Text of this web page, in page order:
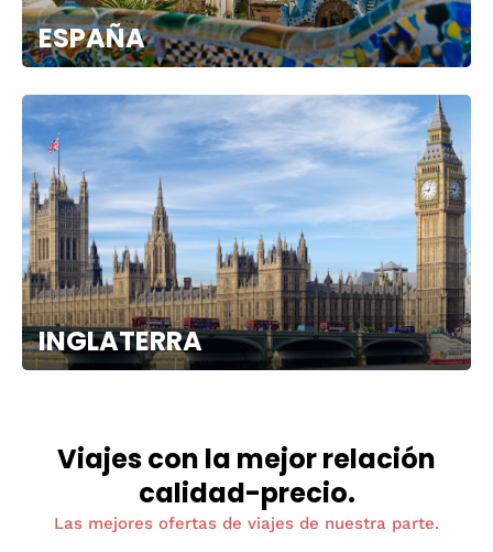
ESPAÑA
INGLATERRA
Viajes con la mejor relación
calidad-precio.
Las mejores ofertas de viajes de nuestra parte.